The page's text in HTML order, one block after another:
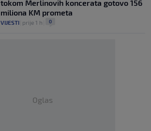
tokom Merlinovih koncerata gotovo 156
miliona KM prometa
VIJESTI prije 1 h 0
Oglas